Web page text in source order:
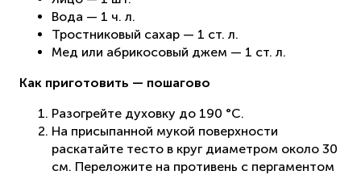
Вода — 1 ч. л.
Тростниковый сахар — 1 ст. л.
Мед или абрикосовый джем — 1 ст. л.
Как приготовить — пошагово
Разогрейте духовку до 190 °C.
На присыпанной мукой поверхности
раскатайте тесто в круг диаметром около 30
см. Переложите на противень с пергаментом